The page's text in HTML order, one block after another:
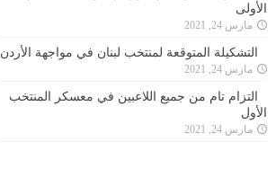
الأولى
مارس 24, 2021
التشكيلة المتوقعة لمنتخب لبنان في مواجهة الأردن
مارس 24, 2021
التزام تام من جميع اللاعبين في معسكر المنتخب
الأول
مارس 24, 2021